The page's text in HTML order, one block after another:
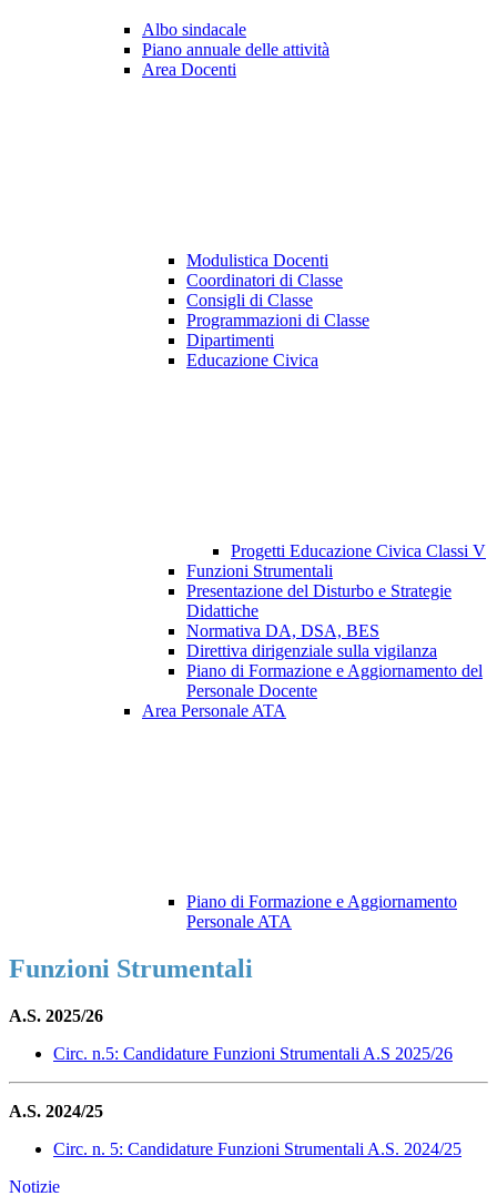
Albo sindacale
Piano annuale delle attività
Area Docenti
Modulistica Docenti
Coordinatori di Classe
Consigli di Classe
Programmazioni di Classe
Dipartimenti
Educazione Civica
Progetti Educazione Civica Classi V
Funzioni Strumentali
Presentazione del Disturbo e Strategie
Didattiche
Normativa DA, DSA, BES
Direttiva dirigenziale sulla vigilanza
Piano di Formazione e Aggiornamento del
Personale Docente
Area Personale ATA
Piano di Formazione e Aggiornamento
Personale ATA
Funzioni Strumentali
A.S. 2025/26
Circ. n.5: Candidature Funzioni Strumentali A.S 2025/26
A.S. 2024/25
Circ. n. 5: Candidature Funzioni Strumentali A.S. 2024/25
Notizie